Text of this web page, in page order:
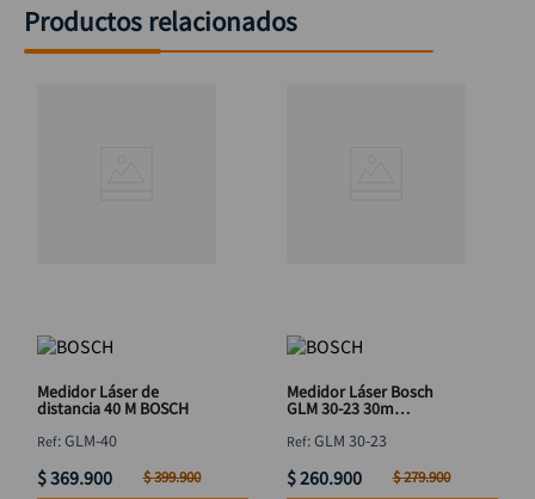
Productos relacionados
Medidor Láser de
distancia 40 M BOSCH
:GLM-40
$369.900 $399.900
Medidor Láser Bosch
GLM 30-23 30m
:GLM 30-23
$260.900 $279.900